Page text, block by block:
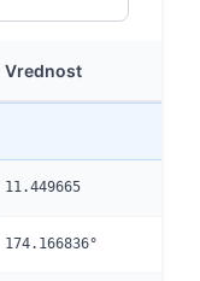
Vrednost
11.449665
174.166836°